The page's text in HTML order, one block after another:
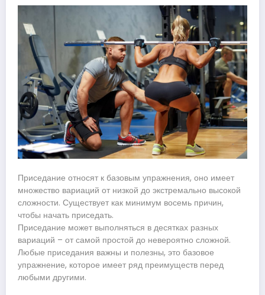
Приседание относят к базовым упражнения, оно имеет
множество вариаций от низкой до экстремально высокой
сложности. Существует как минимум восемь причин,
чтобы начать приседать.
Приседание может выполняться в десятках разных
вариаций – от самой простой до невероятно сложной.
Любые приседания важны и полезны, это базовое
упражнение, которое имеет ряд преимуществ перед
любыми другими.